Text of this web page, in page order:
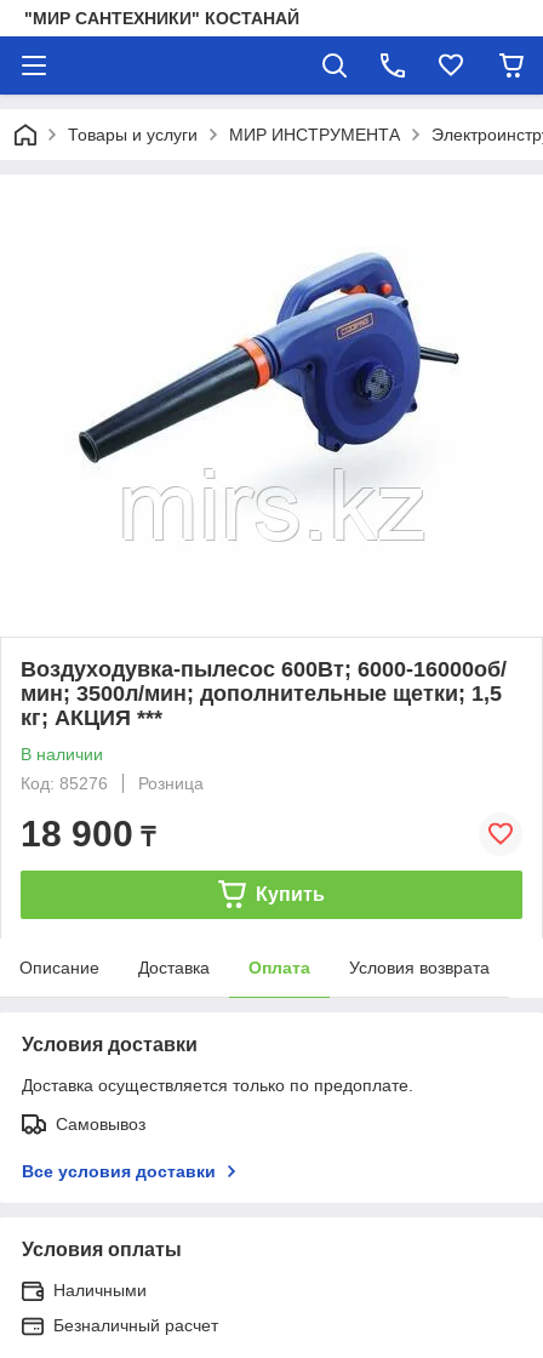
"МИР САНТЕХНИКИ" КОСТАНАЙ
Товары и услуги МИР ИНСТРУМЕНТА
Воздуходувка-пылесос 600Вт; 6000-16000об/
мин; 3500л/мин; дополнительные щетки; 1,5
кг; АКЦИЯ ***
В наличии
Код: 85276
Розница
18 900 ₸
Купить
Описание Доставка Оплата Условия возврата
Условия доставки
Доставка осуществляется только по предоплате.
Самовывоз
Все условия доставки
Условия оплаты
Наличными
Безналичный расчет